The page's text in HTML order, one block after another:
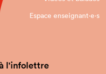
Espace enseignant·e⋅s
l'infolettre